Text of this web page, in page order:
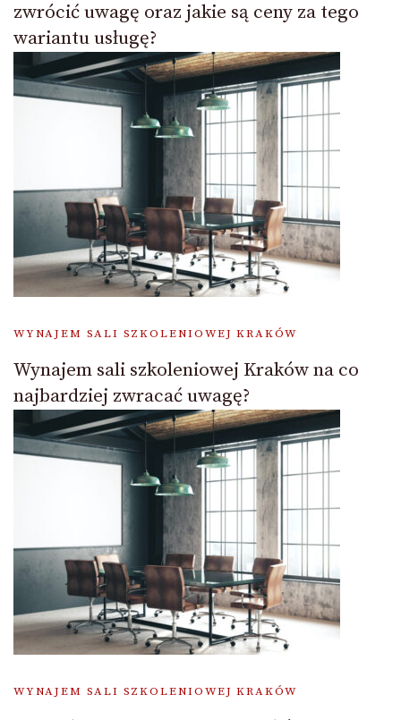
zwrócić uwagę oraz jakie są ceny za tego
wariantu usługę?
WYNAJEM SALI SZKOLENIOWEJ KRAKÓW
Wynajem sali szkoleniowej Kraków na co
najbardziej zwracać uwagę?
WYNAJEM SALI SZKOLENIOWEJ KRAKÓW